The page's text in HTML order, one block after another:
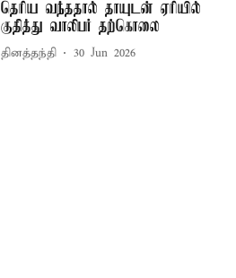
தெரிய வந்ததால் தாயுடன் ஏரியில்
குதித்து வாலிபர் தற்கொலை
தினத்தந்தி 30 Jun 2026